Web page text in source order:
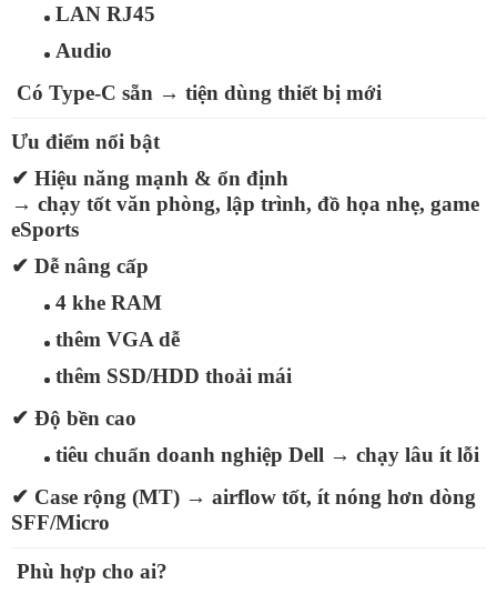
LAN RJ45
Audio
Có Type‑C sẵn → tiện dùng thiết bị mới
Ưu điểm nổi bật
✔ Hiệu năng mạnh & ổn định
→ chạy tốt văn phòng, lập trình, đồ họa nhẹ, game
eSports
✔ Dễ nâng cấp
4 khe RAM
thêm VGA dễ
thêm SSD/HDD thoải mái
✔ Độ bền cao
tiêu chuẩn doanh nghiệp Dell → chạy lâu ít lỗi
✔ Case rộng (MT) → airflow tốt, ít nóng hơn dòng
SFF/Micro
Phù hợp cho ai?